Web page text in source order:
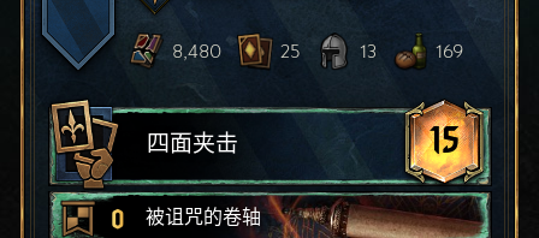
8,480 25 13 169
四面夹击 15
0 被诅咒的卷轴